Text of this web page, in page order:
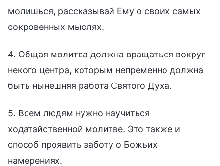
молишься, рассказывай Ему о своих самых
сокровенных мыслях.
4. Общая молитва должна вращаться вокруг
некого центра, которым непременно должна
быть нынешняя работа Святого Духа.
5. Всем людям нужно научиться
ходатайственной молитве. Это также и
способ проявить заботу о Божьих
намерениях.